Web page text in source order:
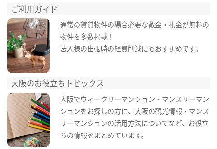
ご利用ガイド
通常の賃貸物件の場合必要な敷金・礼金が無料の
物件を多数掲載！
法人様の出張時の経費削減にもおすすめです。
大阪のお役立ちトピックス
大阪でウィークリーマンション・マンスリーマン
ションをお探しの方に、大阪の観光情報・マンス
リーマンションの活用方法についてなど、お役立
ちの情報をまとめています。